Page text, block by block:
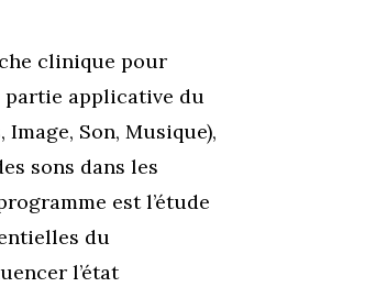
clinique pour
applicative du
Son, Musique),
sons dans les
est l’étude
du
l’état